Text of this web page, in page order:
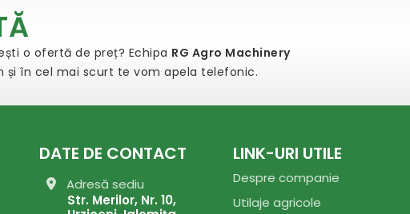
o ofertă de preț? Echipa RG Agro Machinery
în cel mai scurt te vom apela telefonic.
DATE DE CONTACT
Adresă sediu
Str. Merilor, Nr. 10,
LINK-URI UTILE
Despre companie
Utilaje agricole